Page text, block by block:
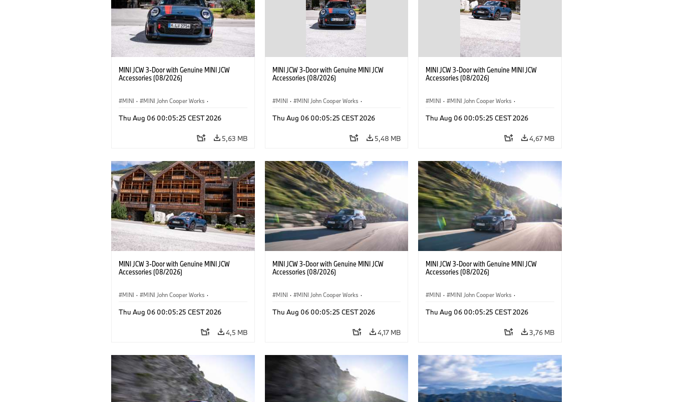
MINI JCW 3-Door with Genuine MINI JCW
Accessories (08/2026)
MINI · MINI John Cooper Works ·
Extras Opcionais, Acessórios
Thu Aug 06 00:05:25 CEST 2026
5,63 MB
MINI JCW 3-Door with Genuine MINI JCW
Accessories (08/2026)
MINI · MINI John Cooper Works ·
Extras Opcionais, Acessórios
Thu Aug 06 00:05:25 CEST 2026
5,48 MB
MINI JCW 3-Door with Genuine MINI JCW
Accessories (08/2026)
MINI · MINI John Cooper Works ·
Extras Opcionais, Acessórios
Thu Aug 06 00:05:25 CEST 2026
4,67 MB
MINI JCW 3-Door with Genuine MINI JCW
Accessories (08/2026)
MINI · MINI John Cooper Works ·
Extras Opcionais, Acessórios
Thu Aug 06 00:05:25 CEST 2026
4,5 MB
MINI JCW 3-Door with Genuine MINI JCW
Accessories (08/2026)
MINI · MINI John Cooper Works ·
Extras Opcionais, Acessórios
Thu Aug 06 00:05:25 CEST 2026
4,17 MB
MINI JCW 3-Door with Genuine MINI JCW
Accessories (08/2026)
MINI · MINI John Cooper Works ·
Extras Opcionais, Acessórios
Thu Aug 06 00:05:25 CEST 2026
3,76 MB